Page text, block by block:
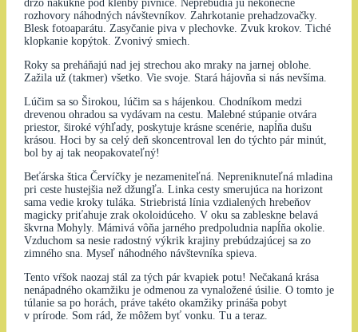
drzo nakukne pod klenby pivnice. Neprebudia ju nekonečné
rozhovory náhodných návštevníkov. Zahrkotanie prehadzovačky.
Blesk fotoaparátu. Zasyčanie piva v plechovke. Zvuk krokov. Tiché
klopkanie kopýtok. Zvonivý smiech.
Roky sa preháňajú nad jej strechou ako mraky na jarnej oblohe.
Zažila už (takmer) všetko. Vie svoje. Stará hájovňa si nás nevšíma.
Lúčim sa so Širokou, lúčim sa s hájenkou. Chodníkom medzi
drevenou ohradou sa vydávam na cestu. Malebné stúpanie otvára
priestor, široké výhľady, poskytuje krásne scenérie, napĺňa dušu
krásou. Hoci by sa celý deň skoncentroval len do týchto pár minút,
bol by aj tak neopakovateľný!
Beťárska štica Červíčky je nezameniteľná. Nepreniknuteľná mladina
pri ceste hustejšia než džungľa. Linka cesty smerujúca na horizont
sama vedie kroky tuláka. Striebristá línia vzdialených hrebeňov
magicky priťahuje zrak okoloidúceho. V oku sa zableskne belavá
škvrna Mohyly. Mámivá vôňa jarného predpoludnia napĺňa okolie.
Vzduchom sa nesie radostný výkrik krajiny prebúdzajúcej sa zo
zimného sna. Myseľ náhodného návštevníka spieva.
Tento vŕšok naozaj stál za tých pár kvapiek potu! Nečakaná krása
nenápadného okamžiku je odmenou za vynaložené úsilie. O tomto je
túlanie sa po horách, práve takéto okamžiky prináša pobyt
v prírode. Som rád, že môžem byť vonku. Tu a teraz.